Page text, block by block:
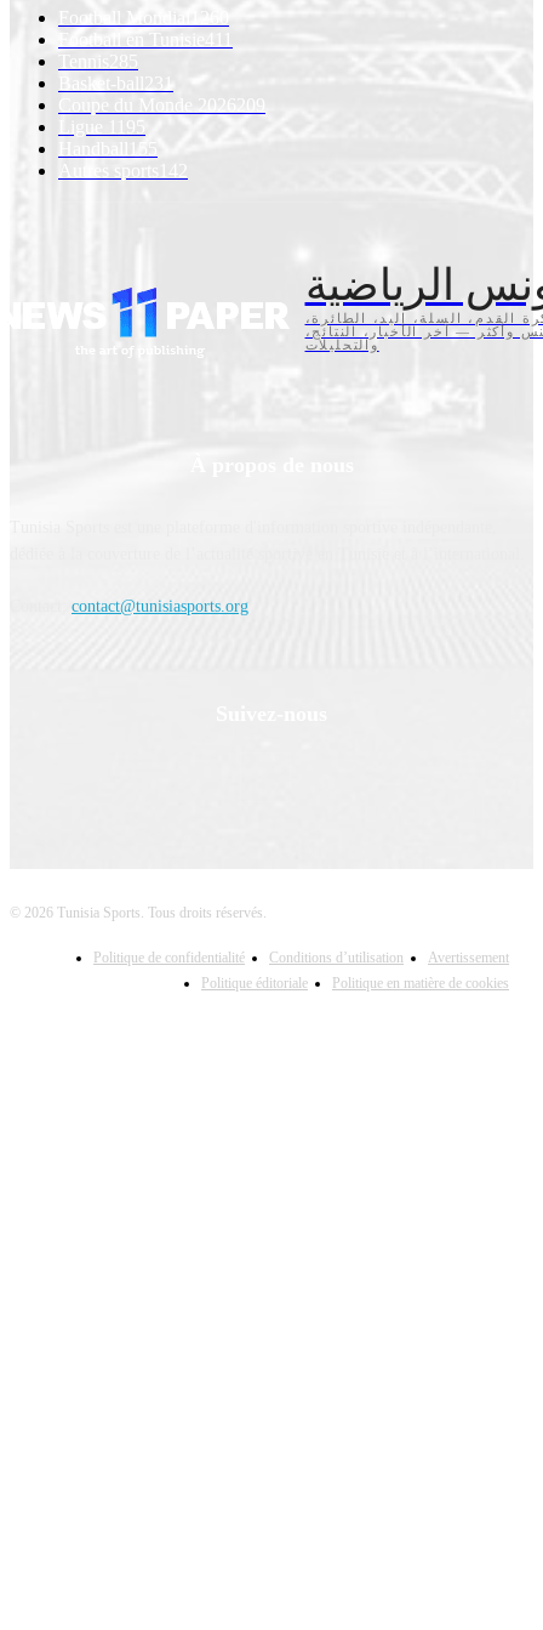
Football Mondial
1260
Football en Tunisie 411
Tennis
285
Basket-ball
231
Coupe du Monde 2026 209
Ligue 1
195
Handball
155
Autres sports 142
الرياضية
القدم، السلة، اليد، الطائرة،
وأكثر — آخر الأخبار، النتائج،
والتحليلات
contact@tunisiasports.org
© 2026 Tunisia Sports. Tous droits réservés.
Politique de confidentialité Conditions d’utilisation
Avertissement
Politique éditoriale
Politique en matière de cookies